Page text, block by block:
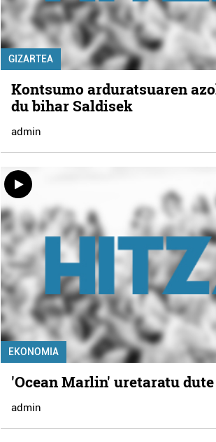
GIZARTEA
Kontsumo arduratsuaren
du bihar Saldisek
admin
EKONOMIA
'Ocean Marlin' uretaratu
admin